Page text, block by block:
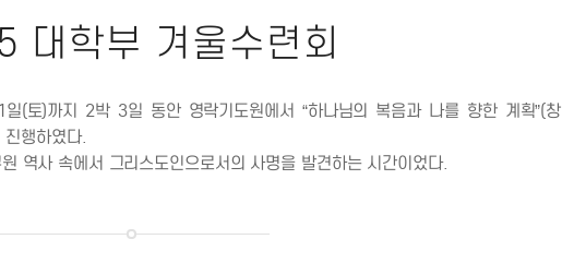
대학부 겨울수련회
(토)까지 2박 3일 동안 영락기도원에서 “하나님의 복음과 나를 향한 계획”(창
행하였다.
역사 속에서 그리스도인으로서의 사명을 발견하는 시간이었다.